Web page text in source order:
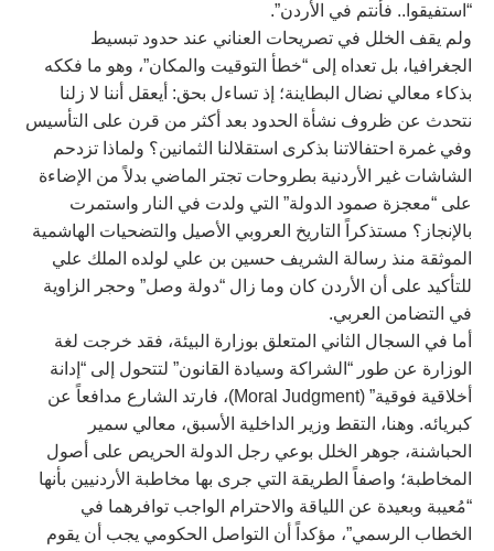
“استفيقوا.. فأنتم في الأردن”.
ولم يقف الخلل في تصريحات العناني عند حدود تبسيط
الجغرافيا، بل تعداه إلى “خطأ التوقيت والمكان”، وهو ما فككه
بذكاء معالي نضال البطاينة؛ إذ تساءل بحق: أيعقل أننا لا زلنا
نتحدث عن ظروف نشأة الحدود بعد أكثر من قرن على التأسيس
وفي غمرة احتفالاتنا بذكرى استقلالنا الثمانين؟ ولماذا تزدحم
الشاشات غير الأردنية بطروحات تجتر الماضي بدلاً من الإضاءة
على “معجزة صمود الدولة” التي ولدت في النار واستمرت
بالإنجاز؟ مستذكراً التاريخ العروبي الأصيل والتضحيات الهاشمية
الموثقة منذ رسالة الشريف حسين بن علي لولده الملك علي
للتأكيد على أن الأردن كان وما زال “دولة وصل” وحجر الزاوية
في التضامن العربي.
أما في السجال الثاني المتعلق بوزارة البيئة، فقد خرجت لغة
الوزارة عن طور “الشراكة وسيادة القانون” لتتحول إلى “إدانة
أخلاقية فوقية” (Moral Judgment)، فارتد الشارع مدافعاً عن
كبريائه. وهنا، التقط وزير الداخلية الأسبق، معالي سمير
الحباشنة، جوهر الخلل بوعي رجل الدولة الحريص على أصول
المخاطبة؛ واصفاً الطريقة التي جرى بها مخاطبة الأردنيين بأنها
“مُعيبة وبعيدة عن اللياقة والاحترام الواجب توافرهما في
الخطاب الرسمي”، مؤكداً أن التواصل الحكومي يجب أن يقوم